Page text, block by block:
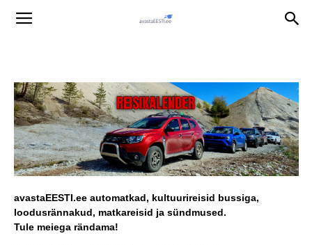
avastaEESTI.ee automatkad, kultuurireisid bussiga,
loodusrännakud, matkareisid ja sündmused.
Tule meiega rändama!